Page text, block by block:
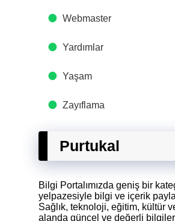
Webmaster
Yardımlar
Yaşam
Zayıflama
Purtukal
Bilgi Portalımızda geniş bir
yelpazesiyle bilgi ve içerik
Sağlık, teknoloji, eğitim, kültür
alanda güncel ve değerli